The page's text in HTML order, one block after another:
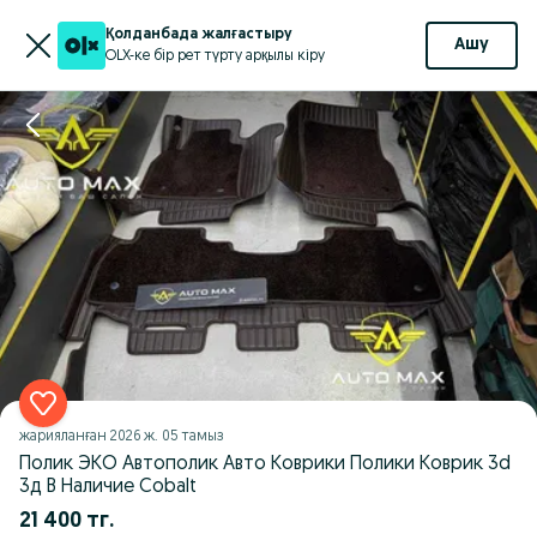
Қолданбада жалғастыру
OLX-ке бір рет түрту арқылы кіру
Ашу
жарияланған 2026 ж. 05 тамыз
Полик ЭКО Автополик Авто Коврики Полики Коврик 3d
3д В Наличие Cobalt
21 400 тг.